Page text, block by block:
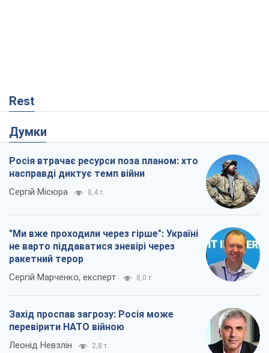
Rest
Думки
Росія втрачає ресурси поза планом: хто
насправді диктує темп війни
Сергій Місюра 8,4 т.
"Ми вже проходили через гірше": Україні
не варто піддаватися зневірі через
ракетний терор
Сергій Марченко, експерт 8,0 т.
Захід проспав загрозу: Росія може
перевірити НАТО війною
Леонід Невзлін 2,8 т.